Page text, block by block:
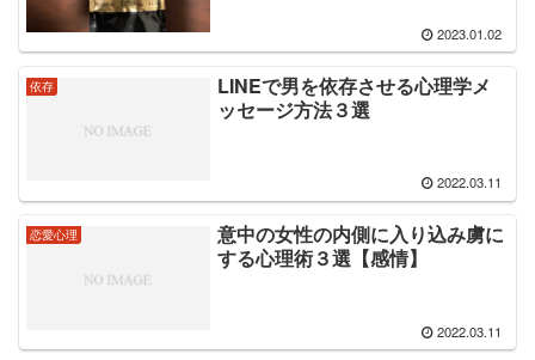
2023.01.02
依存
LINEで男を依存させる心理学メ
ッセージ方法３選
2022.03.11
恋愛心理
意中の女性の内側に入り込み虜に
する心理術３選【感情】
2022.03.11